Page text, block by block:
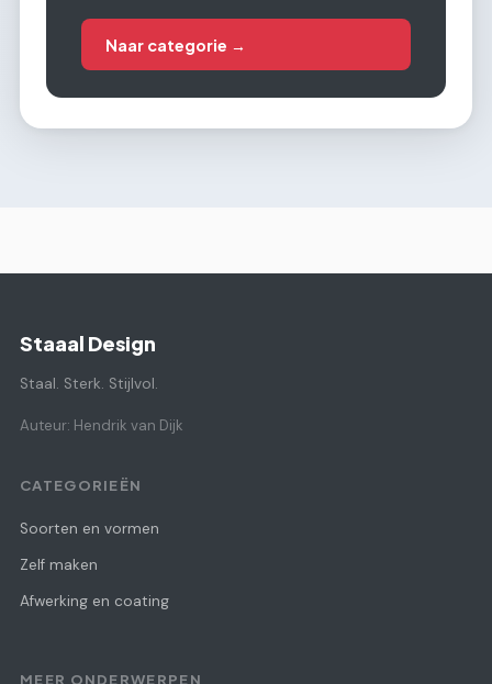
Naar categorie →
Staaal Design
Staal. Sterk. Stijlvol.
Auteur: Hendrik van Dijk
CATEGORIEËN
Soorten en vormen
Zelf maken
Afwerking en coating
MEER ONDERWERPEN